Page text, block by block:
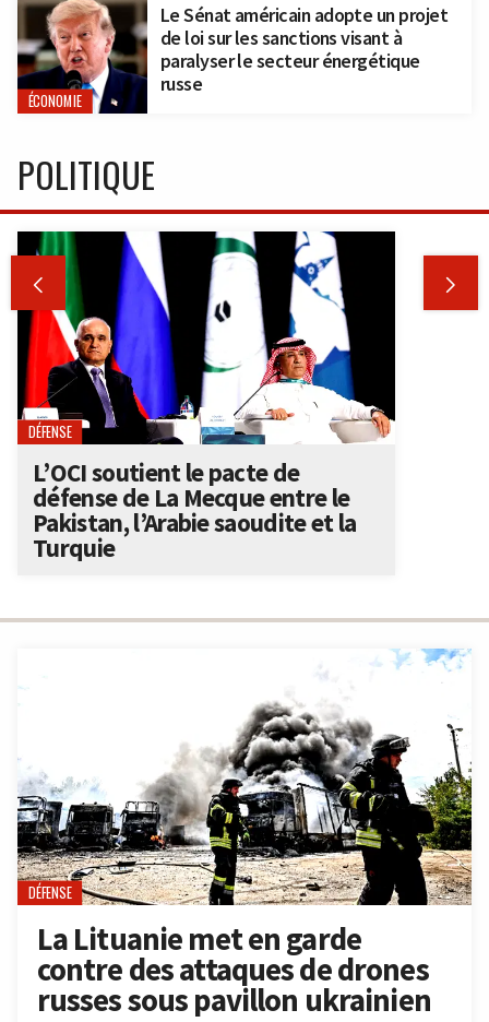
ÉCONOMIE
Le Sénat américain adopte un projet
de loi sur les sanctions visant à
paralyser le secteur énergétique
russe
DÉFENSE
La Lituanie met en garde
contre des attaques de drones
russes sous pavillon ukrainien
POLITIQUE
 
DÉFENSE
L’OCI soutient le pacte de
défense de La Mecque entre le
Pakistan, l’Arabie saoudite et la
Turquie